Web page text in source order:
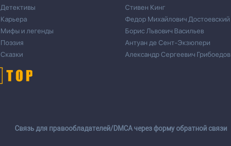
Детективы
Карьера
Мифы и легенды
Поэзия
Сказки
Стивен Кинг
Федор Михайлович Достоевский
Борис Львович Васильев
Антуан де Сент-Экзюпери
Александр Сергеевич Грибоедов
Cвязь для правообладателей/DMCA через форму обратной связи